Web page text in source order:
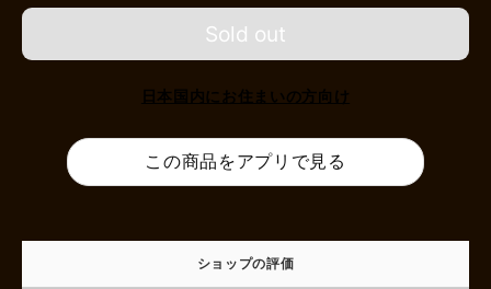
Sold out
日本国内にお住まいの方向け
この商品をアプリで見る
ショップの評価